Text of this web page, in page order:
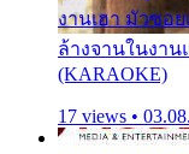
งานเฮา มัวซอ
ล้างจานในงาน
(KARAOKE)
17 views •